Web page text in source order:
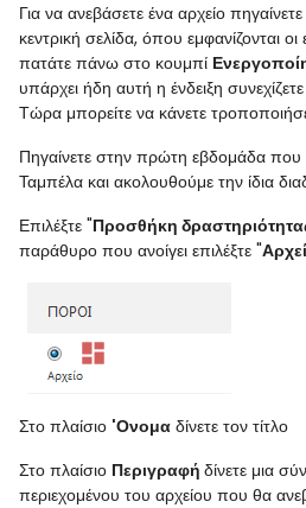
Για να ανεβάσετε ένα αρχείο
κεντρική σελίδα, όπου εμφανίζονται
πατάτε πάνω στο κουμπί
υπάρχει ήδη αυτή η ένδειξη
Τώρα μπορείτε να κάνετε
Πηγαίνετε στην πρώτη εβδομάδα που
Ταμπέλα και ακολουθούμε την ίδια
Επιλέξτε "Προσθήκη
παράθυρο που ανοίγει επιλέξτε "
Στο πλαίσιο 'Ονομα δίνετε τον τίτλο
Στο πλαίσιο Περιγραφή δίνετε μια
περιεχομένου του αρχείου που θα